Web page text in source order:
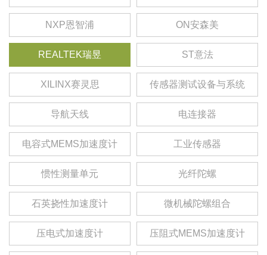
NXP恩智浦 ON安森美
REALTEK瑞昱 ST意法
XILINX赛灵思 传感器测试设备与系统
导航天线 电连接器
电容式MEMS加速度计 工业传感器
惯性测量单元 光纤陀螺
石英挠性加速度计 微机械陀螺组合
压电式加速度计 压阻式MEMS加速度计